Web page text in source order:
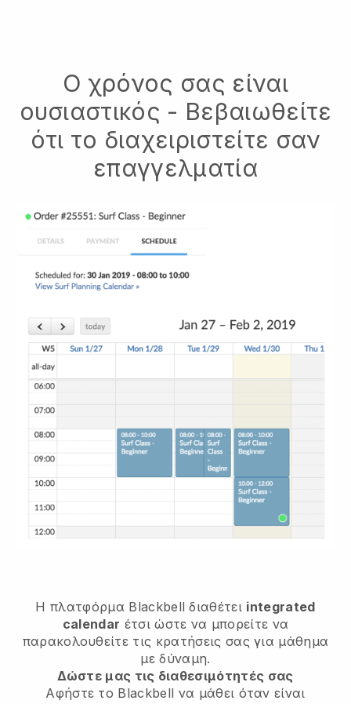
Ο χρόνος σας είναι
ουσιαστικός - Βεβαιωθείτε
ότι το διαχειριστείτε σαν
επαγγελματία
Η πλατφόρμα Blackbell διαθέτει integrated
calendar έτσι ώστε να μπορείτε να
παρακολουθείτε τις κρατήσεις σας για μάθημα
με δύναμη.
Δώστε μας τις διαθεσιμότητές σας
Αφήστε το Blackbell να μάθει όταν είναι